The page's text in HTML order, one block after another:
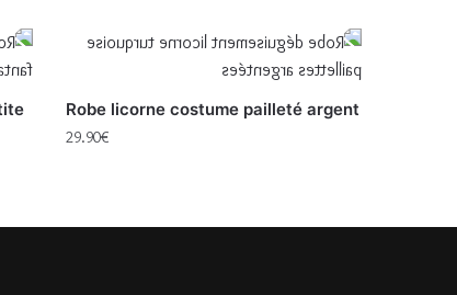
Robe licorne costume pailleté argent
29.90€